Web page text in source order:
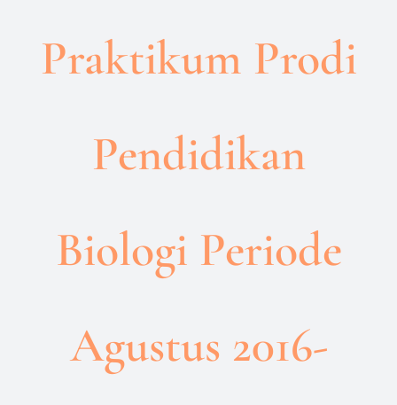
Praktikum Prodi
Pendidikan
Biologi Periode
Agustus 2016-